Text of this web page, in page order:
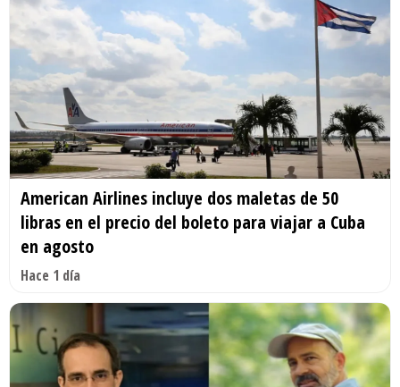
American Airlines incluye dos maletas de 50
libras en el precio del boleto para viajar a Cuba
en agosto
Hace 1 día